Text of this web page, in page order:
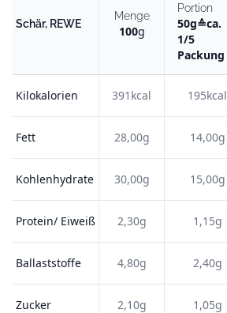
Schär, REWE
Menge
100g
Portion
50g≙ca.
1/5
Packung
Kilokalorien 391kcal 195kcal
Fett 28,00g 14,00g
Kohlenhydrate 30,00g 15,00g
Protein/ Eiweiß 2,30g 1,15g
Ballaststoffe 4,80g 2,40g
Zucker 2,10g 1,05g